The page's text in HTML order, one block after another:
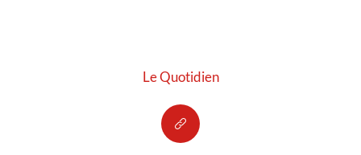
Le Quotidien